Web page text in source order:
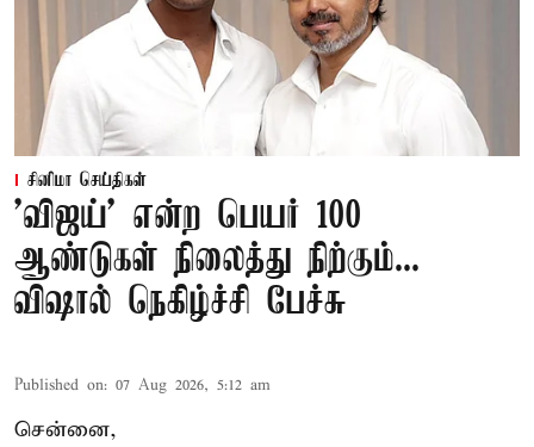
சினிமா செய்திகள்
'விஜய்' என்ற பெயர் 100
ஆண்டுகள் நிலைத்து நிற்கும்...
விஷால் நெகிழ்ச்சி பேச்சு
Published on: 07 Aug 2026, 5:12 am
சென்னை,